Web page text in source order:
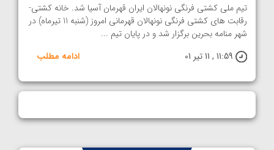
تیم ملی کشتی فرنگی نونهالان ایران قهرمان آسیا شد. خانه کشتی-
رقابت های کشتی فرنگی نونهالان قهرمانی امروز (شنبه 11 تیرماه) در
شهر منامه بحرین برگزار شد و در پایان تیم ...
11:59 , 11 تیر 01
ادامه مطلب